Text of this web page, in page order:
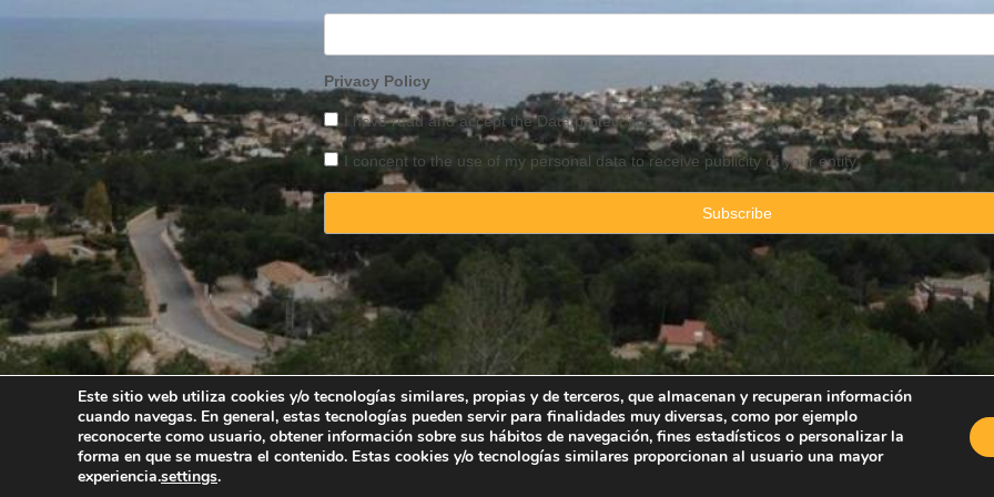
Privacy Policy
I have read and accept theDataprotect info
I concent to the use of my personal data to receive publicity of your entity
Copyright © 2025 Property Consulting Spain By JadeVillas S.L. ·Legal advice Privacy
Este sitio web utiliza cookies y/o tecnologías similares, propias y de terceros, que almacenan y recuperan información
cuando navegas. En general, estas tecnologías pueden servir para finalidades muy diversas, como por ejemplo
reconocerte como usuario, obtener información sobre sus hábitos de navegación, fines estadísticos o personalizar la
forma en que se muestra el contenido. Estas cookies y/o tecnologías similares proporcionan al usuario una mayor
experiencia.settings.